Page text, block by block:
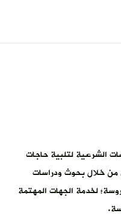
الشرعية لتلبية حاجات
من خلال بحوث ودراسات
لخدمة الجهات المهتمة